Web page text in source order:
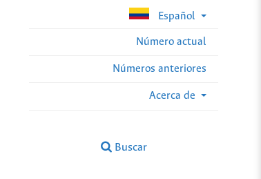
Español
Número actual
Números anteriores
Acerca de
Buscar